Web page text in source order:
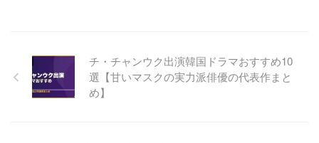
チ・チャンウク出演韓国ドラマおすすめ10
選【甘いマスクの実力派俳優の代表作まと
め】